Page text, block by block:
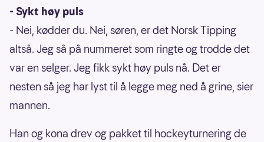
- Sykt høy puls
- Nei, kødder du. Nei, søren, er det Norsk Tipping
altså. Jeg så på nummeret som ringte og trodde det
var en selger. Jeg fikk sykt høy puls nå. Det er
nesten så jeg har lyst til å legge meg ned å grine, sier
mannen.
Han og kona drev og pakket til hockeyturnering de